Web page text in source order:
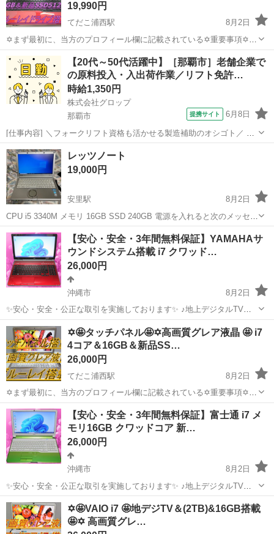
19,990円
てだこ浦西駅
8月2日
✡️まず最初に、当方のプロフィール欄に記載されている✡️重要事項✡️を
必ずご覧くださいますよう、お願いします。 ✡️富士通製のキャンディ
レッドの超綺麗なノートです。 綺麗な高画質グレア液晶搭載でブルー
レイ搭載で...
てだこ浦西駅 ノートパソコン 512GB
【20代～50代活躍中】［那覇市］老舗企業で
の原料投入・入出荷作業／リフト免許…
時給1,350円
株式会社グロップ
那覇市
提携サイト 6月8日
[仕事内容] ＼フォークリフト資格も活かせる製造補助のオシゴト／ 正
社員登用制度あり！ 資格を活かして、キャリアアップしたい方にオス
スメ☆ 独自の休暇制度が多数あり、メリハリつけて働けます◎ 【有名
企業での製造補助】...
沖縄 那覇市
レッツノート
19,000円
安里駅
8月2日
CPU i5 3340M メモリ 16GB SSD 240GB 電源を入れると次のメッセー
ジがまれに表示されますが普通に 利用出来ます
沖縄 那覇市 安里駅 ノートパソコン レッツノート
【安心・安全・3年間無料保証】YAMAHAサ
ウンドシステム搭載 i7 クワッド…
26,000円
沖縄市
8月2日
✨安心・安全・公正な取引を実施しております✨ ♪地上デジタルTVチ
ューナー♪ ☑️テレビ番組をパソコンで観れる・撮れる！ ☑️電子番組表
対応！ 録画予約もＯＫ！ ☑️オプション 500円 *️⃣✴️取引場所は、...
沖縄 沖縄市 ノートパソコン 動画
✡️🤩タッチパネル🤩✡️高画質グレア液晶 🤩 i7
4コア＆16GB＆新品SS…
26,000円
てだこ浦西駅
8月2日
✡️まず最初に、当方のプロフィール欄に記載されている✡️重要事項✡️を
必ずご覧くださいますよう、お願いします。 ✡️液晶パネルはビジネス
ノートに搭載されているノングレア液晶とは違い、高輝度でガラスの
ようにキラキラして...
沖縄 沖縄市 てだこ浦西駅 ノートパソコン 液晶
【安心・安全・3年間無料保証】富士通 i7 メ
モリ16GB クワッドコア 新…
26,000円
沖縄市
8月2日
✨安心・安全・公正な取引を実施しております✨ ♪地上デジタルTVチ
ューナー♪ ☑️テレビ番組をパソコンで観れる・撮れる！ ☑️電子番組表
対応！ 録画予約もＯＫ！ ☑️オプション 500円 *️⃣✴️取引場所は、...
沖縄 沖縄市 ノートパソコン
✡️🤩VAIO i7 🤩地デジTV＆(2TB)&16GB搭載
🤩✡️ 高画質グレ…